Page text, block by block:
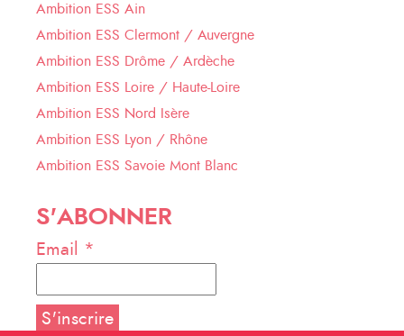
Ambition ESS Ain
Ambition ESS Clermont / Auvergne
Ambition ESS Drôme / Ardèche
Ambition ESS Loire / Haute-Loire
Ambition ESS Nord Isère
Ambition ESS Lyon / Rhône
Ambition ESS Savoie Mont Blanc
S'ABONNER
Email *